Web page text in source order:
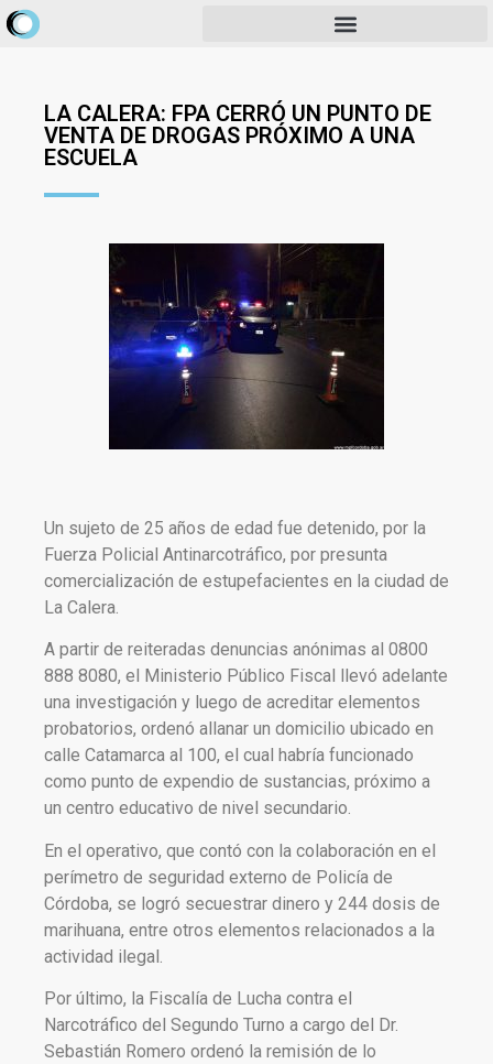
LA CALERA: FPA CERRÓ UN PUNTO DE
VENTA DE DROGAS PRÓXIMO A UNA
ESCUELA
Un sujeto de 25 años de edad fue detenido, por la
Fuerza Policial Antinarcotráfico, por presunta
comercialización de estupefacientes en la ciudad de
La Calera.
A partir de reiteradas denuncias anónimas al 0800
888 8080, el Ministerio Público Fiscal llevó adelante
una investigación y luego de acreditar elementos
probatorios, ordenó allanar un domicilio ubicado en
calle Catamarca al 100, el cual habría funcionado
como punto de expendio de sustancias, próximo a
un centro educativo de nivel secundario.
En el operativo, que contó con la colaboración en el
perímetro de seguridad externo de Policía de
Córdoba, se logró secuestrar dinero y 244 dosis de
marihuana, entre otros elementos relacionados a la
actividad ilegal.
Por último, la Fiscalía de Lucha contra el
Narcotráfico del Segundo Turno a cargo del Dr.
Sebastián Romero ordenó la remisión de lo